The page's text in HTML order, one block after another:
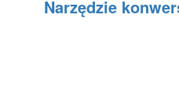
Narzędzie